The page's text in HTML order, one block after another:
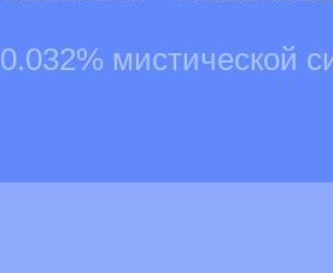
0.032% мистической